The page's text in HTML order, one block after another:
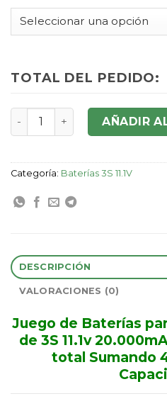
TOTAL DEL PEDIDO:
Juego 2 baterías litio 3s
AÑADIR
Categoría: Baterías 3S 11.1V
DESCRIPCIÓN
VALORACIONES (0)
Juego de Baterías
de 3S 11.1v
total Sumando